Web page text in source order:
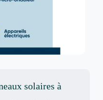
solaires à